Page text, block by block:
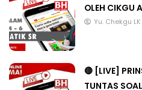
OLEH CIKGU
Yu. Chekgu LK
🔴 [LIVE]
TUNTAS